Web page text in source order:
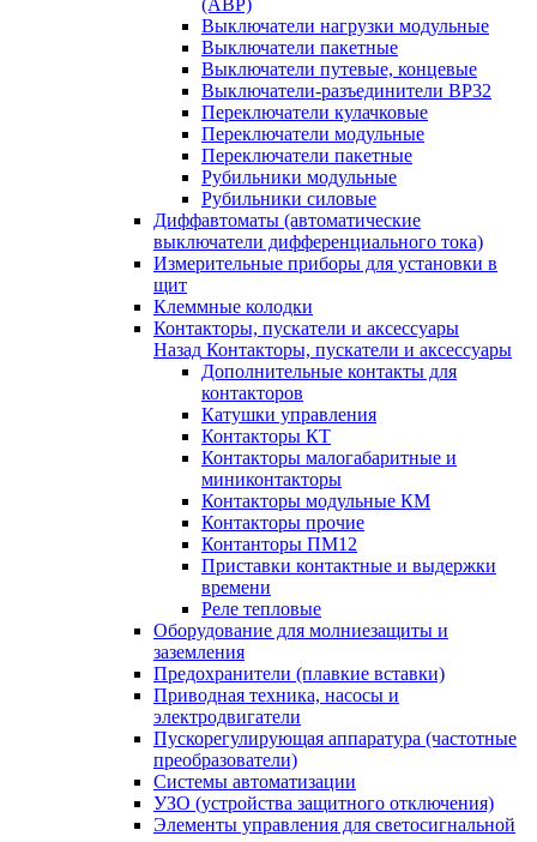
(АВР)
Выключатели нагрузки модульные
Выключатели пакетные
Выключатели путевые, концевые
Выключатели-разъединители ВР32
Переключатели кулачковые
Переключатели модульные
Переключатели пакетные
Рубильники модульные
Рубильники силовые
Диффавтоматы (автоматические
выключатели дифференциального тока)
Измерительные приборы для установки в
щит
Клеммные колодки
Контакторы, пускатели и аксессуары
Назад Контакторы, пускатели и аксессуары
Дополнительные контакты для
контакторов
Катушки управления
Контакторы КТ
Контакторы малогабаритные и
миниконтакторы
Контакторы модульные КМ
Контакторы прочие
Контанторы ПМ12
Приставки контактные и выдержки
времени
Реле тепловые
Оборудование для молниезащиты и
заземления
Предохранители (плавкие вставки)
Приводная техника, насосы и
электродвигатели
Пускорегулирующая аппаратура (частотные
преобразователи)
Системы автоматизации
УЗО (устройства защитного отключения)
Элементы управления для светосигнальной